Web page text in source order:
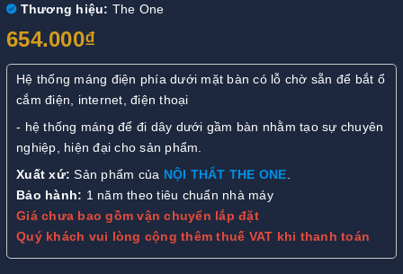
Thương hiệu: The One
654.000₫
Hệ thống máng điện phía dưới mặt bàn có lỗ chờ sẵn để bắt ổ
cắm điện, internet, điện thoại
- hệ thống máng để đi dây dưới gầm bàn nhằm tạo sự chuyên
nghiệp, hiện đại cho sản phẩm.
Xuất xứ: Sản phẩm của NỘI THẤT THE ONE.
Bảo hành: 1 năm theo tiêu chuẩn nhà máy
Giá chưa bao gồm vận chuyển lắp đặt
Quý khách vui lòng cộng thêm thuế VAT khi thanh toán